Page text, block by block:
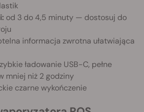
od 3 do 4,5 minuty — dostosuj do
informacja zwrotna ułatwiająca
ładowanie USB-C, pełne
mniej niż 2 godziny
czarne wykończenie